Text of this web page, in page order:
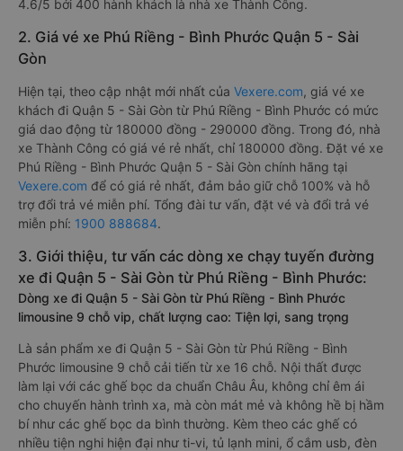
4.6/5 bởi 400 hành khách là nhà xe Thành Công.
2. Giá vé xe Phú Riềng - Bình Phước Quận 5 - Sài
Gòn
Hiện tại, theo cập nhật mới nhất của Vexere.com, giá vé xe
khách đi Quận 5 - Sài Gòn từ Phú Riềng - Bình Phước có mức
giá dao động từ 180000 đồng - 290000 đồng. Trong đó, nhà
xe Thành Công có giá vé rẻ nhất, chỉ 180000 đồng. Đặt vé xe
Phú Riềng - Bình Phước Quận 5 - Sài Gòn chính hãng tại
Vexere.com để có giá rẻ nhất, đảm bảo giữ chỗ 100% và hỗ
trợ đổi trả vé miễn phí. Tổng đài tư vấn, đặt vé và đổi trả vé
miễn phí: 1900 888684.
3. Giới thiệu, tư vấn các dòng xe chạy tuyến đường
xe đi Quận 5 - Sài Gòn từ Phú Riềng - Bình Phước:
Dòng xe đi Quận 5 - Sài Gòn từ Phú Riềng - Bình Phước
limousine 9 chỗ vip, chất lượng cao: Tiện lợi, sang trọng
Là sản phẩm xe đi Quận 5 - Sài Gòn từ Phú Riềng - Bình
Phước limousine 9 chỗ cải tiến từ xe 16 chỗ. Nội thất được
làm lại với các ghế bọc da chuẩn Châu Âu, không chỉ êm ái
cho chuyến hành trình xa, mà còn mát mẻ và không hề bị hầm
bí như các ghế bọc da bình thường. Kèm theo các ghế có
nhiều tiện nghi hiện đại như ti-vi, tủ lạnh mini, ổ cắm usb, đèn